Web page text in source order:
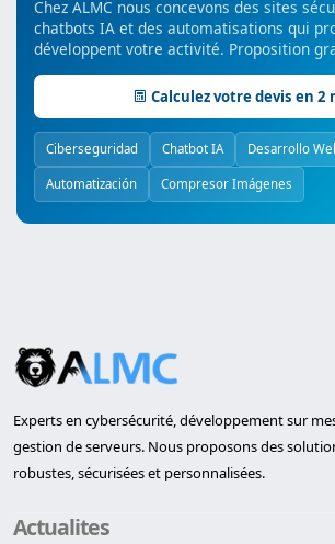
Chez ALMC nous concevons des sites
chatbots IA et des automatisations qui
développent votre activité. Proposition
Calculez votre devis en 2
Ciberseguridad Chatbot IA Desarrollo
Automatización Compresor Imágenes
Experts en cybersécurité, développement sur
gestion de serveurs. Nous proposons des
robustes, sécurisées et personnalisées.
Actualites